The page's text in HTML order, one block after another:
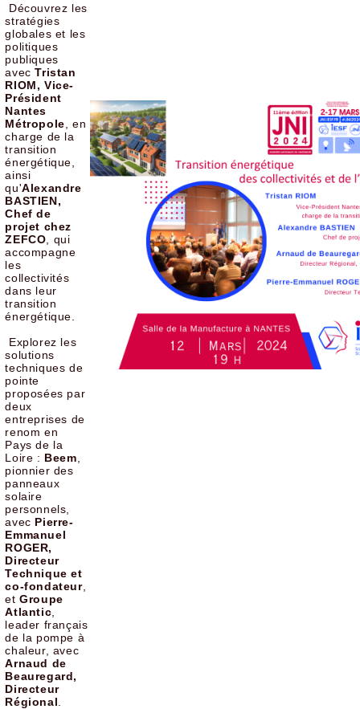
Découvrez les
stratégies
globales et les
politiques
publiques
avecTristan
RIOM, Vice-
Président
Nantes
Métropole , en
charge de la
transition
énergétique,
ainsi
qu'Alexandre
BASTIEN,
Chef de
projet chez
ZEFCO , qui
accompagne
les
collectivités
dans leur
transition
énergétique.
Explorez les
solutions
techniques de
pointe
proposées par
deux
entreprises de
renom en
Pays de la
Loire : Beem
pionnier des
panneaux
solaire
personnels,
avec Pierre-
Emmanuel
ROGER,
Directeur
Technique et
co-fondateur,
etGroupe
Atlantic
leader français
de la pompe à
chaleur, avec
Arnaud de
Beauregard,
Directeur
Régional